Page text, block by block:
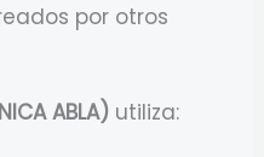
por otros
ABLA) utiliza: